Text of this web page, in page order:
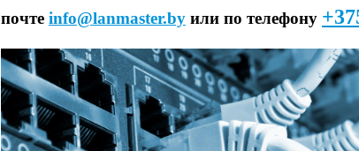
почте info@lanmaster.by или по телефону